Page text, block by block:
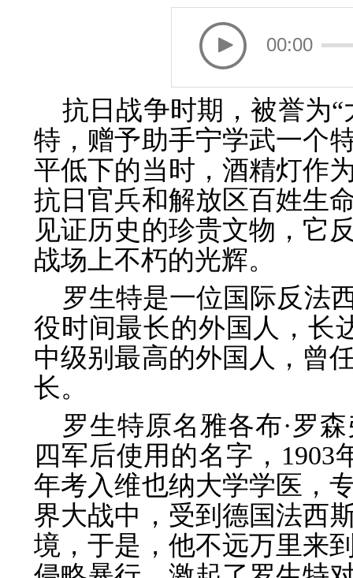
00:00
抗日战争时期，被誉为
特，赠予助手宁学武一个
平低下的当时，酒精灯作
抗日官兵和解放区百姓生
见证历史的珍贵文物，它
战场上不朽的光辉。
罗生特是一位国际反法
役时间最长的外国人，长
中级别最高的外国人，曾
长。
罗生特原名雅各布·罗
四军后使用的名字，1903
年考入维也纳大学学医，
界大战中，受到德国法西
境，于是，他不远万里来